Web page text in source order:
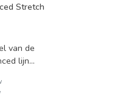
Stretch
van de
lijn
broek